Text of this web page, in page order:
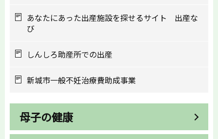
あなたにあった出産施設を探せるサイト 出産な
び
しんしろ助産所での出産
新城市一般不妊治療費助成事業
母子の健康